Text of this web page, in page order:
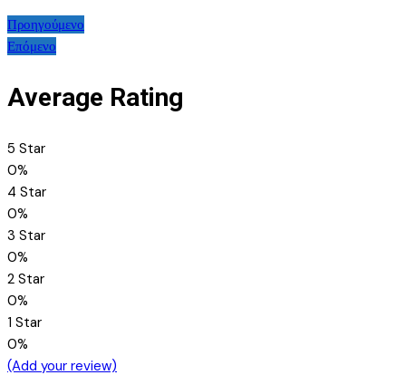
Πλοήγηση
άρθρων
Προηγούμενο
Επόμενο
Average Rating
5 Star
0%
4 Star
0%
3 Star
0%
2 Star
0%
1 Star
0%
(Add your review)